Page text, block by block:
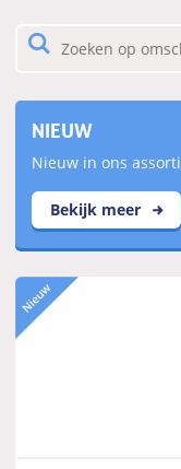
NIEUW
Nieuw in ons
Bekijk meer